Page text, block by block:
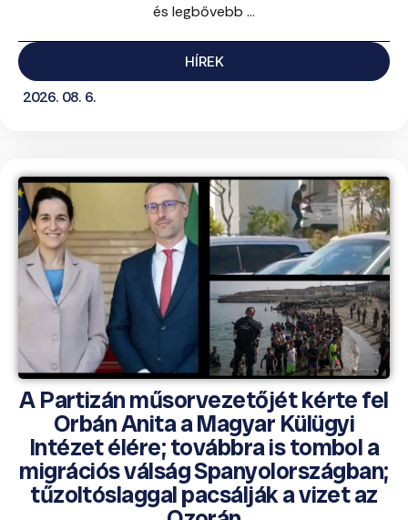
és legbővebb ...
HÍREK
2026. 08. 6.
A Partizán műsorvezetőjét kérte fel
Orbán Anita a Magyar Külügyi
Intézet élére; továbbra is tombol a
migrációs válság Spanyolországban;
tűzoltóslaggal pacsálják a vizet az